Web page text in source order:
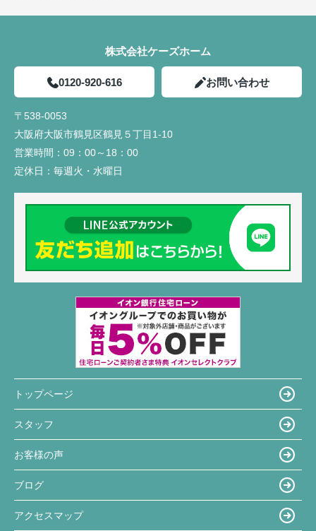
株式会社ケーズホーム
0120-920-616 お問い合わせ
〒538-0053
大阪府大阪市鶴見区鶴見５丁目1-10
営業時間： 09：00～18：00
定休日： 毎週火・水曜日
トップページ
スタッフ
お客様の声
ブログ
アクセスマップ